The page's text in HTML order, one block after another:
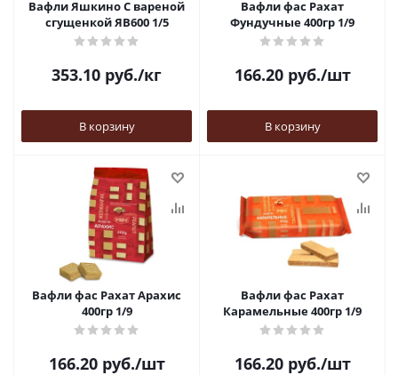
Вафли Яшкино С вареной
сгущенкой ЯВ600 1/5
353.10 руб./кг
В корзину
Вафли фас Рахат
Фундучные 400гр 1/9
166.20руб./шт
В корзину
Вафли фас Рахат Арахис
400гр 1/9
166.20руб./шт
Вафли фас Рахат
Карамельные 400гр 1/9
166.20руб./шт